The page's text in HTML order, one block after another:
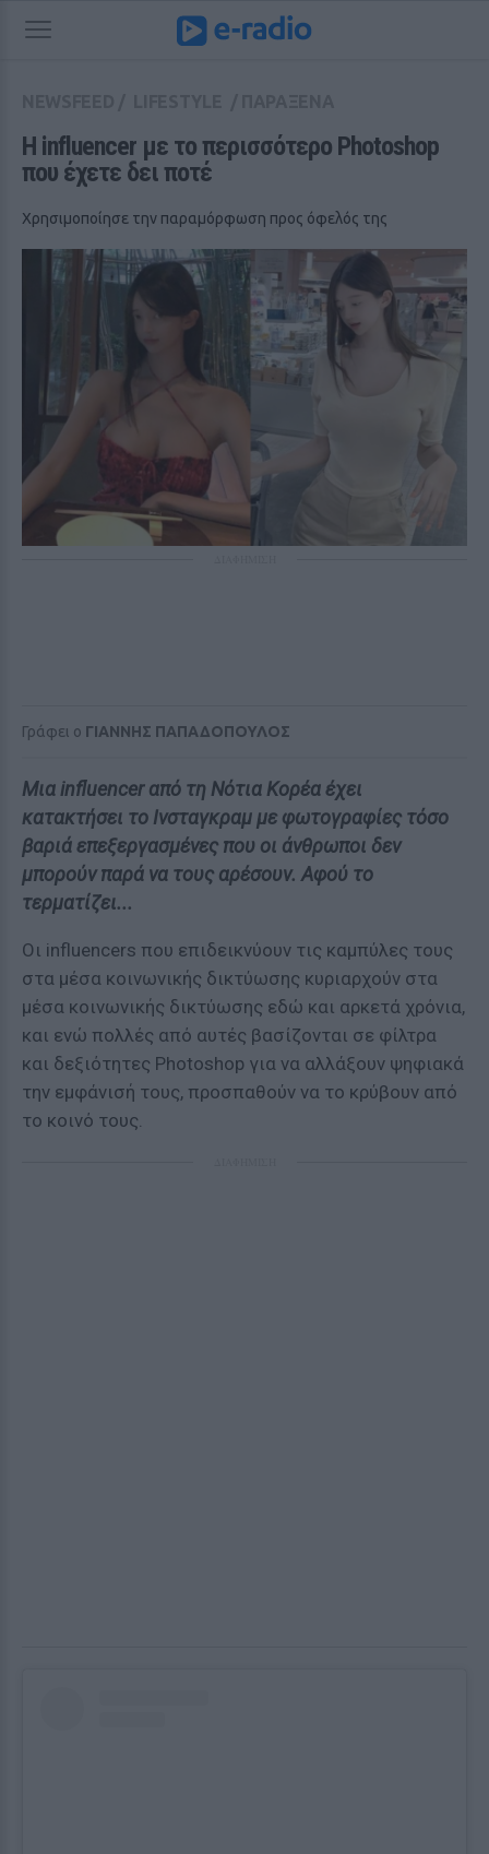
H influencer με το περισσότερο Photoshop
που έχετε δει ποτέ
Χρησιμοποίησε την παραμόρφωση προς όφελός της
Γράφει ο ΓΙΑΝΝΗΣ ΠΑΠΑΔΟΠΟΥΛΟΣ
Mια influencer από τη Νότια Κορέα έχει
κατακτήσει το Ινσταγκραμ με φωτογραφίες τόσο
βαριά επεξεργασμένες που οι άνθρωποι δεν
μπορούν παρά να τους αρέσουν. Αφού το
τερματίζει...
Οι influencers που επιδεικνύουν τις καμπύλες τους
στα μέσα κοινωνικής δικτύωσης κυριαρχούν στα
μέσα κοινωνικής δικτύωσης εδώ και αρκετά χρόνια,
και ενώ πολλές από αυτές βασίζονται σε φίλτρα
και δεξιότητες Photoshop για να αλλάξουν ψηφιακά
την εμφάνισή τους, προσπαθούν να το κρύβουν από
το κοινό τους.